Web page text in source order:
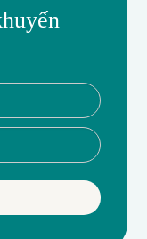
hoa cam, Món
Trang trí sự kiện,
hoa tặng kèm,